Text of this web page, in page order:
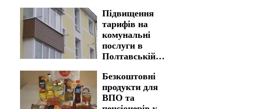
графіків
відключення на 7
серпня
Підвищення
тарифів на
комунальні
послуги в
Полтавській
вартість стала
реальністю
Безкоштовні
продукти для
ВПО та